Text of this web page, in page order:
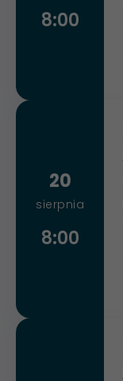
8:00
20
sierpnia
8:00